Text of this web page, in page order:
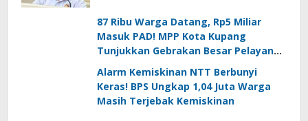
87 Ribu Warga Datang, Rp5 Miliar
Masuk PAD! MPP Kota Kupang
Tunjukkan Gebrakan Besar Pelayanan
Publik
Alarm Kemiskinan NTT Berbunyi
Keras! BPS Ungkap 1,04 Juta Warga
Masih Terjebak Kemiskinan